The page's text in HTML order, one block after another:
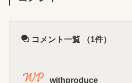
コメント一覧 （1件）
withproduce